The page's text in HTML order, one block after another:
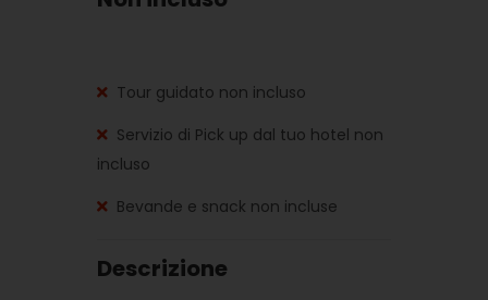
Tour guidato non incluso
Servizio di Pick up dal tuo hotel non
incluso
Bevande e snack non incluse
Descrizione